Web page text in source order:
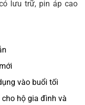
lưu trữ, pin áp cao
vào buổi tối
hộ gia đình và